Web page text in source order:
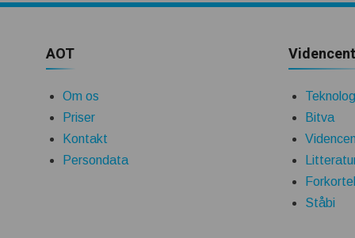
AOT
Om os
Priser
Kontakt
Persondata
Bitva
Ståbi